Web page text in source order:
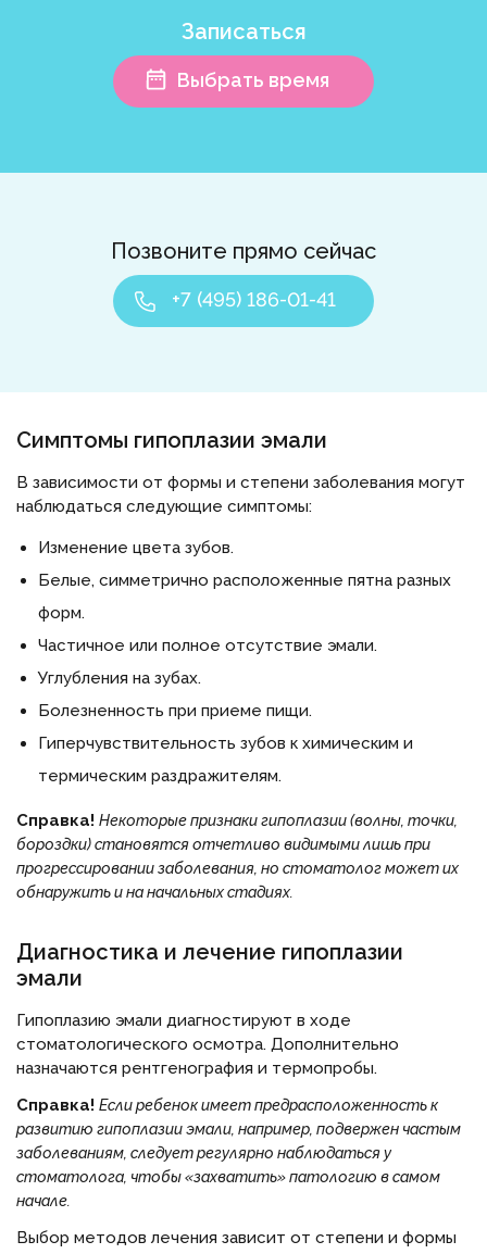
Позвоните прямо сейчас
+7 (495) 186-01-41
Записаться
Выбрать время
Симптомы гипоплазии эмали
В зависимости от формы и степени заболевания могут
наблюдаться следующие симптомы:
Изменение цвета зубов.
Белые, симметрично расположенные пятна разных
форм.
Частичное или полное отсутствие эмали.
Углубления на зубах.
Болезненность при приеме пищи.
Гиперчувствительность зубов к химическим и
термическим раздражителям.
Справка! Некоторые признаки гипоплазии (волны, точки,
бороздки) становятся отчетливо видимыми лишь при
прогрессировании заболевания, но стоматолог может их
обнаружить и на начальных стадиях.
Диагностика и лечение гипоплазии
эмали
Гипоплазию эмали диагностируют в ходе
стоматологического осмотра. Дополнительно
назначаются рентгенография и термопробы.
Справка! Если ребенок имеет предрасположенность к
развитию гипоплазии эмали, например, подвержен частым
заболеваниям, следует регулярно наблюдаться у
стоматолога, чтобы «захватить» патологию в самом
начале.
Выбор методов лечения зависит от степени и формы